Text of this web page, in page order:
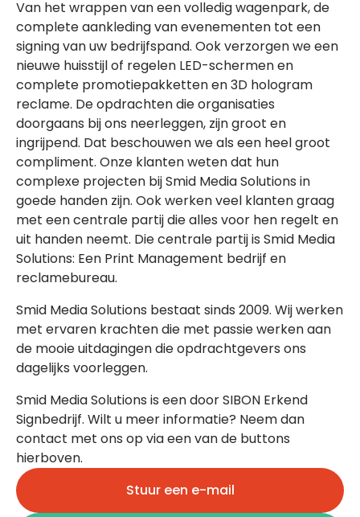
Van het wrappen van een volledig wagenpark, de
complete aankleding van evenementen tot een
signing van uw bedrijfspand. Ook verzorgen we een
nieuwe huisstijl of regelen LED-schermen en
complete promotiepakketten en 3D hologram
reclame. De opdrachten die organisaties
doorgaans bij ons neerleggen, zijn groot en
ingrijpend. Dat beschouwen we als een heel groot
compliment. Onze klanten weten dat hun
complexe projecten bij Smid Media Solutions in
goede handen zijn. Ook werken veel klanten graag
met een centrale partij die alles voor hen regelt en
uit handen neemt. Die centrale partij is Smid Media
Solutions: Een Print Management bedrijf en
reclamebureau.
Smid Media Solutions bestaat sinds 2009. Wij werken
met ervaren krachten die met passie werken aan
de mooie uitdagingen die opdrachtgevers ons
dagelijks voorleggen.
Smid Media Solutions is een door SIBON Erkend
Signbedrijf. Wilt u meer informatie? Neem dan
contact met ons op via een van de buttons
hierboven.
Stuur een e-mail